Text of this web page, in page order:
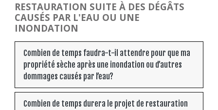
RESTAURATION SUITE À DES DÉGÂTS
CAUSÉS PAR L'EAU OU UNE
INONDATION
Combien de temps faudra-t-il attendre pour que ma
propriété sèche après une inondation ou d’autres
dommages causés par l’eau?
Combien de temps durera le projet de restauration